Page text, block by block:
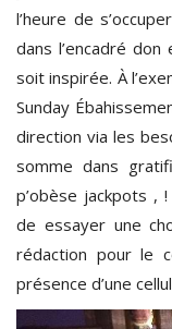
l’heure de
dans l’encadré
soit inspirée. À
Sunday
direction via les
somme dans
p’obèse jackpots ,
de essayer une
rédaction pour le
présence d’une